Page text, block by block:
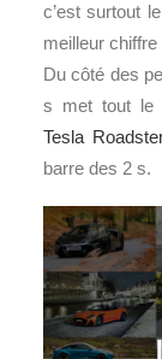
c’est surtout
meilleur
Du côté des
s met tout le
Tesla
barre des 2 s.